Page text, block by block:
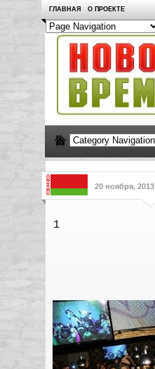
ГЛАВНАЯ О ПРОЕКТЕ
20 ноября, 2013
1